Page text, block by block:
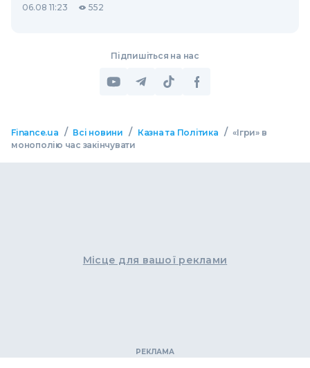
06.08 11:23 552
Підпишіться на нас
Finance.ua / Всі новини / Казна та Політика / «Iгри» в
монополію час закінчувати
Місце для вашої реклами